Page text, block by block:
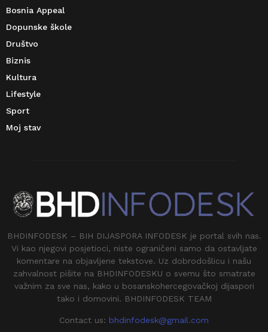
Bosnia Appeal
Dopunske škole
Društvo
Biznis
Kultura
Lifestyle
Sport
Moj stav
BHDINFODESK – BIH DIJASPORA INFODESK je portal svih nas.
Vi kao njegovi posjetioci, niste ograničeni samo da ostavljate
komentare na objavljene tekstove. Uz dobrodošlicu i našu
zahvalnost pišite na BHDINFODESKU o svemu što smatrate
važnim za sve nas, kako u bosanskohercegovačkoj dijaspori
tako i domovini. BHDINFODESK TEAM
Contact us: bhdinfodesk@gmail.com